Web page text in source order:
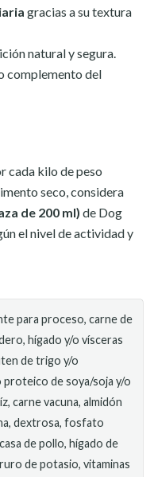
gracias a su textura
natural y segura.
complemento del
cada kilo de peso
seco, considera
de 200 ml) de Dog
el nivel de actividad y
para proceso, carne de
hígado y/o vísceras
de trigo y/o
de soya/soja y/o
carne vacuna, almidón
dextrosa, fosfato
de pollo, hígado de
de potasio, vitaminas